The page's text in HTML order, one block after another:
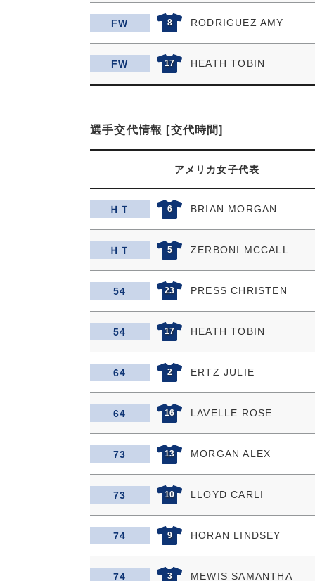
FW 8 RODRIGUEZ AMY
FW 17 HEATH TOBIN
選手交代情報 [交代時間]
アメリカ女子代表
ＨＴ 6 BRIAN MORGAN
ＨＴ 5 ZERBONI MCCALL
54 23 PRESS CHRISTEN
54 17 HEATH TOBIN
64 2 ERTZ JULIE
64 16 LAVELLE ROSE
73 13 MORGAN ALEX
73 10 LLOYD CARLI
74 9 HORAN LINDSEY
74 3 MEWIS SAMANTHA